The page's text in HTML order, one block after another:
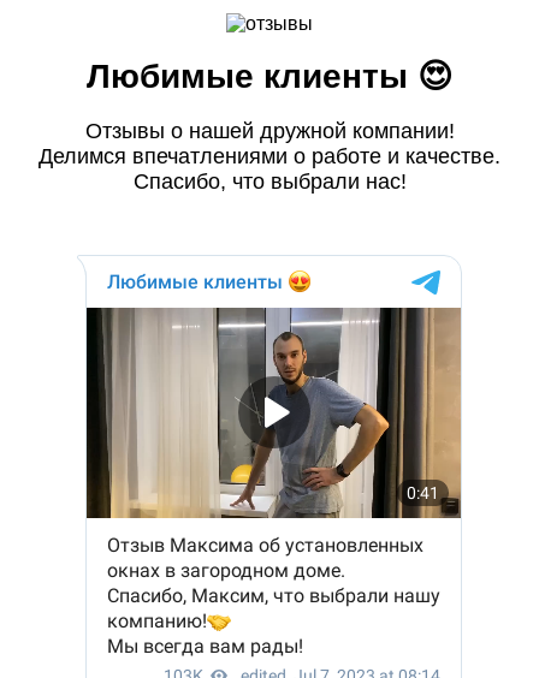
Любимые клиенты 😍
Отзывы о нашей дружной компании!
Делимся впечатлениями о работе и качестве.
Спасибо, что выбрали нас!